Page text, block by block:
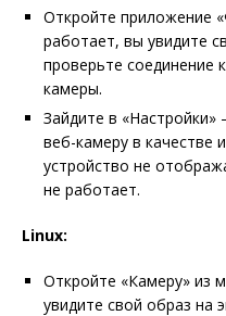
Откройте приложение
работает, вы увидите
проверьте соединение
камеры.
Зайдите в
веб-камеру в качестве
устройство не
не работает.
Linux:
Откройте «Камеру» из
увидите свой образ на